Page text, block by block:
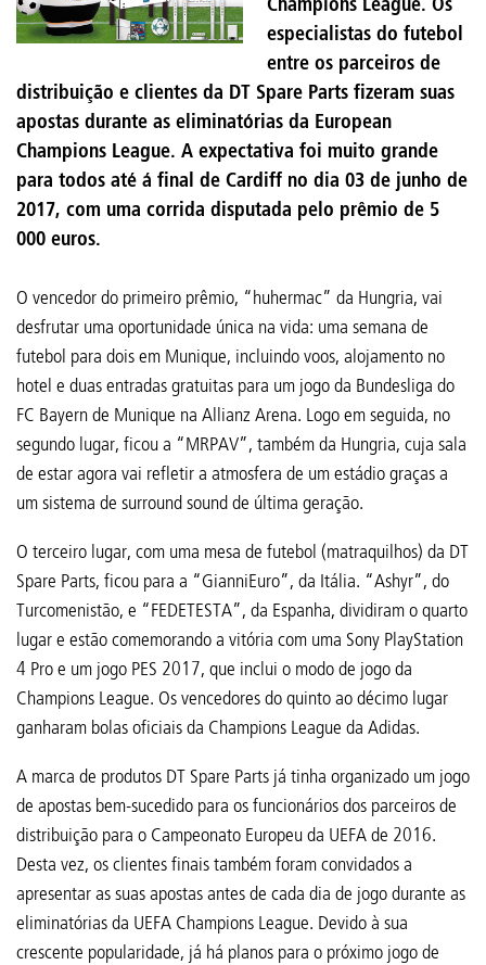
especialistas do futebol
entre os parceiros de
distribuição e clientes da DT Spare Parts fizeram suas
apostas durante as eliminatórias da European
Champions League. A expectativa foi muito grande
para todos até á final de Cardiff no dia 03 de junho de
2017, com uma corrida disputada pelo prêmio de 5
000 euros.
O vencedor do primeiro prêmio, “huhermac” da Hungria, vai
desfrutar uma oportunidade única na vida: uma semana de
futebol para dois em Munique, incluindo voos, alojamento no
hotel e duas entradas gratuitas para um jogo da Bundesliga do
FC Bayern de Munique na Allianz Arena. Logo em seguida, no
segundo lugar, ficou a “MRPAV”, também da Hungria, cuja sala
de estar agora vai refletir a atmosfera de um estádio graças a
um sistema de surround sound de última geração.
O terceiro lugar, com uma mesa de futebol (matraquilhos) da DT
Spare Parts, ficou para a “GianniEuro”, da Itália. “Ashyr”, do
Turcomenistão, e “FEDETESTA”, da Espanha, dividiram o quarto
lugar e estão comemorando a vitória com uma Sony PlayStation
4 Pro e um jogo PES 2017, que inclui o modo de jogo da
Champions League. Os vencedores do quinto ao décimo lugar
ganharam bolas oficiais da Champions League da Adidas.
A marca de produtos DT Spare Parts já tinha organizado um jogo
de apostas bem-sucedido para os funcionários dos parceiros de
distribuição para o Campeonato Europeu da UEFA de 2016.
Desta vez, os clientes finais também foram convidados a
apresentar as suas apostas antes de cada dia de jogo durante as
eliminatórias da UEFA Champions League. Devido à sua
crescente popularidade, já há planos para o próximo jogo de